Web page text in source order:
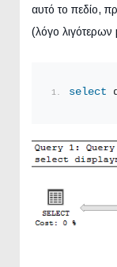
αυτό το πεδίο,
(λόγο
select